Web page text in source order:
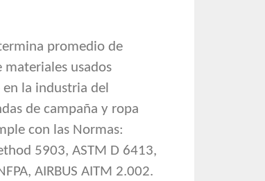
promedio de
usados
la industria del
de campaña y ropa
con las Normas:
5903, ASTM D 6413,
AIRBUS AITM 2.002.